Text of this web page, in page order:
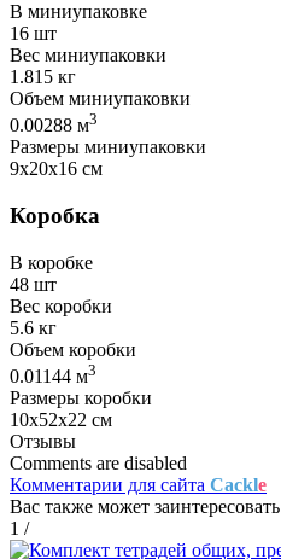
В миниупаковке
16 шт
Вес миниупаковки
1.815 кг
Объем миниупаковки
0.00288 м3
Размеры миниупаковки
9х20х16 см
Коробка
В коробке
48 шт
Вес коробки
5.6 кг
Объем коробки
0.01144 м3
Размеры коробки
10х52х22 см
Отзывы
Comments are disabled
Комментарии для сайта Cackle
Вас также может заинтересовать
1 /